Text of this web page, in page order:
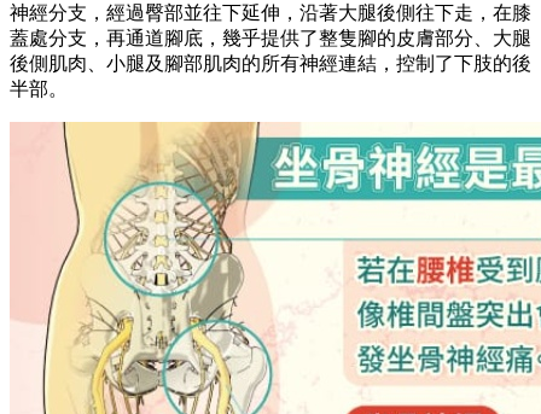
神經分支，經過臀部並往下延伸，沿著大腿後側往下走，在膝
蓋處分支，再通道腳底，幾乎提供了整隻腳的皮膚部分、大腿
後側肌肉、小腿及腳部肌肉的所有神經連結，控制了下肢的後
半部。